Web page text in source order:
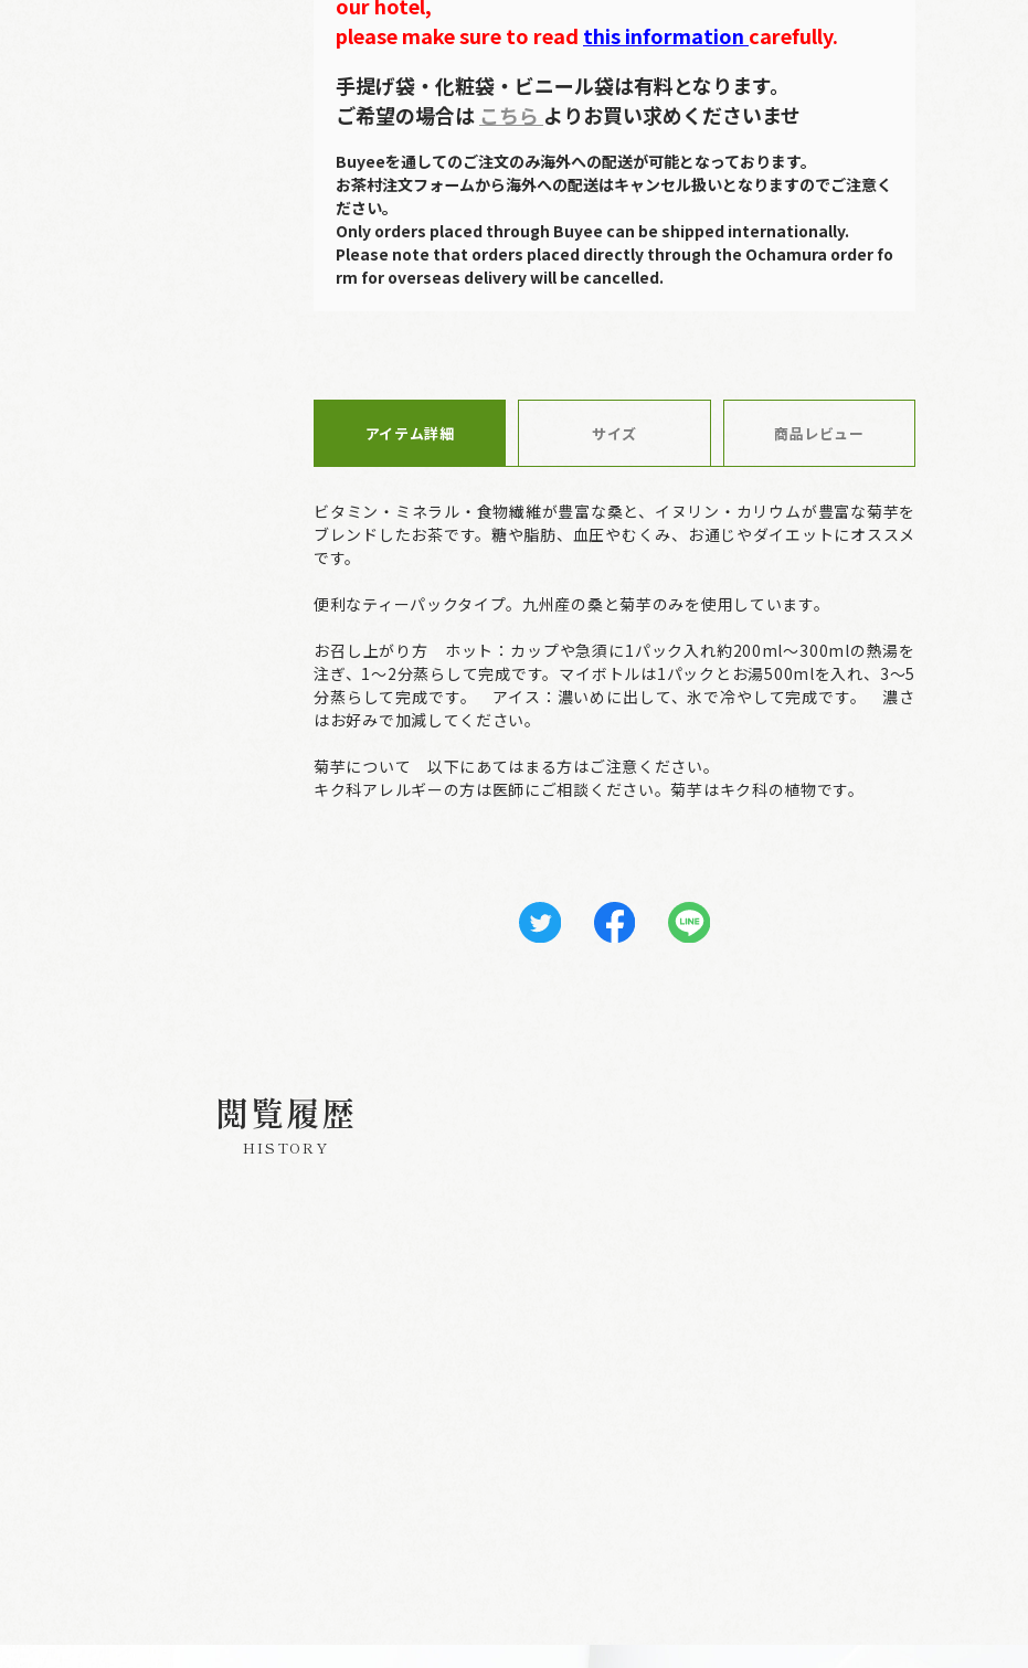
please make sure to read this information carefully.
手提げ袋・化粧袋・ビニール袋は有料となります。
ご希望の場合は こちら よりお買い求めくださいませ
Buyeeを通してのご注文のみ海外への配送が可能となっております。
お茶村注文フォームから海外への配送はキャンセル扱いとなりますのでご注意く
ださい。
Only orders placed through Buyee can be shipped internationally.
Please note that orders placed directly through the Ochamura order fo
rm for overseas delivery will be cancelled.
アイテム詳細 サイズ 商品レビュー
ビタミン・ミネラル・食物繊維が豊富な桑と、イヌリン・カリウムが豊富な菊芋を
ブレンドしたお茶です。糖や脂肪、血圧やむくみ、お通じやダイエットにオススメ
です。
便利なティーパックタイプ。九州産の桑と菊芋のみを使用しています。
お召し上がり方 ホット：カップや急須に1パック入れ約200ml～300mlの熱湯を
注ぎ、1～2分蒸らして完成です。マイボトルは1パックとお湯500mlを入れ、3～5
分蒸らして完成です。 アイス：濃いめに出して、氷で冷やして完成です。 濃さ
はお好みで加減してください。
菊芋について 以下にあてはまる方はご注意ください。
キク科アレルギーの方は医師にご相談ください。菊芋はキク科の植物です。
閲覧履歴
HISTORY